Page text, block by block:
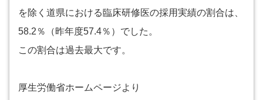
を除く道県における臨床研修医の採用実績の割合は、
58.2％（昨年度57.4％）でした。
この割合は過去最大です。
厚生労働省ホームページより